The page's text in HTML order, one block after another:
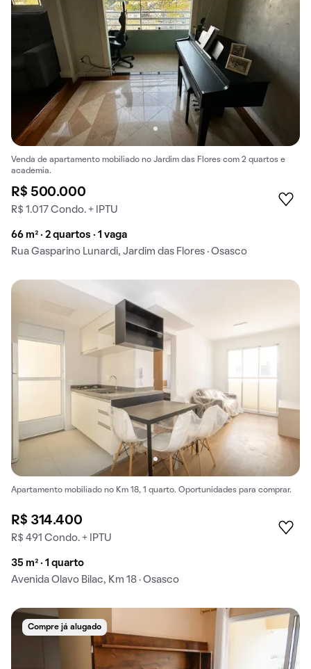
Venda de apartamento mobiliado no Jardim das Flores com 2 quartos e
academia.
R$ 500.000
R$ 1.017 Condo. + IPTU
66 m² · 2 quartos · 1 vaga
Rua Gasparino Lunardi, Jardim das Flores · Osasco
Apartamento mobiliado no Km 18, 1 quarto. Oportunidades para comprar.
R$ 314.400
R$ 491 Condo. + IPTU
35 m² · 1 quarto
Avenida Olavo Bilac, Km 18 · Osasco
Compre já alugado